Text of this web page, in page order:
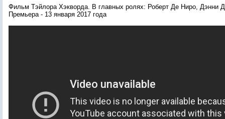
Фильм Тэйлора Хэкворда . В главных ролях: Роберт Де Ниро, Дэнни
Премьера - 13 января 2017 года